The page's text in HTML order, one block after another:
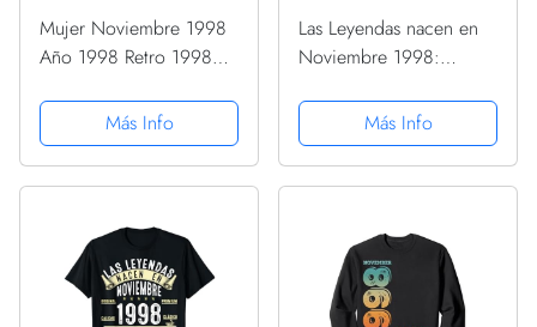
Mujer Noviembre 1998
Año 1998 Retro 1998
1998 Camiseta Cuello V
Más Info
Las Leyendas nacen en
Noviembre 1998:
para mujeres y hombres
de 22 años, regalos
aniversario papa, mama
Más Info